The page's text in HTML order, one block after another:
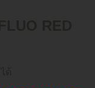
RED